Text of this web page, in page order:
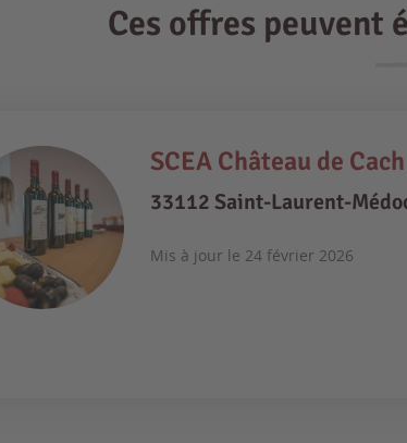
Ces offres peuvent
SCEA Château de Cach
33112 Saint-Laurent-
Mis à jour le 24 février 2026